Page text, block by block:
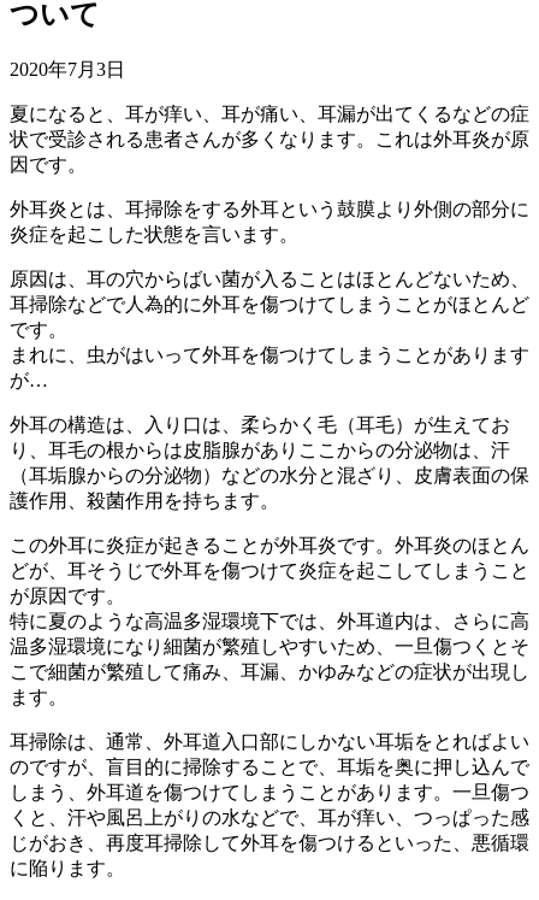
ついて
2020年7月3日
夏になると、耳が痒い、耳が痛い、耳漏が出てくるなどの症
状で受診される患者さんが多くなります。これは外耳炎が原
因です。
外耳炎とは、耳掃除をする外耳という鼓膜より外側の部分に
炎症を起こした状態を言います。
原因は、耳の穴からばい菌が入ることはほとんどないため、
耳掃除などで人為的に外耳を傷つけてしまうことがほとんど
です。
まれに、虫がはいって外耳を傷つけてしまうことがあります
が…
外耳の構造は、入り口は、柔らかく毛（耳毛）が生えてお
り、耳毛の根からは皮脂腺がありここからの分泌物は、汗
（耳垢腺からの分泌物）などの水分と混ざり、皮膚表面の保
護作用、殺菌作用を持ちます。
この外耳に炎症が起きることが外耳炎です。外耳炎のほとん
どが、耳そうじで外耳を傷つけて炎症を起こしてしまうこと
が原因です。
特に夏のような高温多湿環境下では、外耳道内は、さらに高
温多湿環境になり細菌が繁殖しやすいため、一旦傷つくとそ
こで細菌が繁殖して痛み、耳漏、かゆみなどの症状が出現し
ます。
耳掃除は、通常、外耳道入口部にしかない耳垢をとればよい
のですが、盲目的に掃除することで、耳垢を奥に押し込んで
しまう、外耳道を傷つけてしまうことがあります。一旦傷つ
くと、汗や風呂上がりの水などで、耳が痒い、つっぱった感
じがおき、再度耳掃除して外耳を傷つけるといった、悪循環
に陥ります。